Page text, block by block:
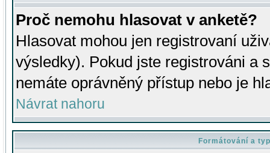
Proč nemohu hlasovat v anketě?
Hlasovat mohou jen registrovaní
výsledky). Pokud jste registrováni a
nemáte oprávněný přístup nebo je
Návrat nahoru
Formátování a